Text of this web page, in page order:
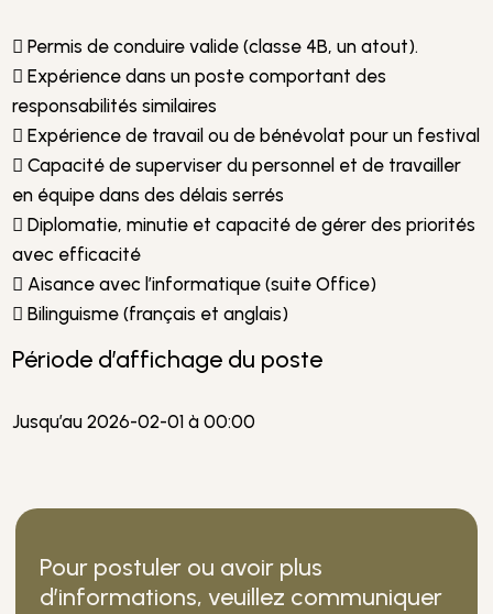
 Permis de conduire valide (classe 4B, un atout).
 Expérience dans un poste comportant des
responsabilités similaires
 Expérience de travail ou de bénévolat pour un festival
 Capacité de superviser du personnel et de travailler
en équipe dans des délais serrés
 Diplomatie, minutie et capacité de gérer des priorités
avec efficacité
 Aisance avec l’informatique (suite Office)
 Bilinguisme (français et anglais)
Période d’affichage du poste
Jusqu’au 2026-02-01 à 00:00
Pour postuler ou avoir plus
d’informations, veuillez communiquer